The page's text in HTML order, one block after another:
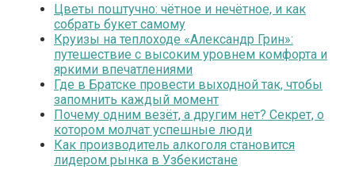
Цветы поштучно: чётное и нечётное, и как
собрать букет самому
Круизы на теплоходе «Александр Грин»:
путешествие с высоким уровнем комфорта и
яркими впечатлениями
Где в Братске провести выходной так, чтобы
запомнить каждый момент
Почему одним везёт, а другим нет? Секрет, о
котором молчат успешные люди
Как производитель алкоголя становится
лидером рынка в Узбекистане